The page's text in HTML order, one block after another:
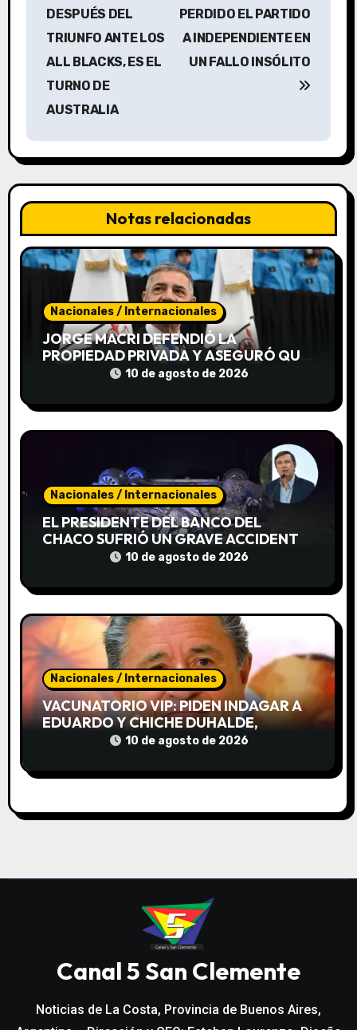
a
c
i
ó
n
n
t
a
s
DESPUÉS DEL
TRIUNFO ANTE LOS
ALL BLACKS, ES EL
TURNO DE
AUSTRALIA
PERDIDO EL PARTIDO
A INDEPENDIENTE EN
UN FALLO INSÓLITO
Notas relacionadas
Nacionales / Internacionales
JORGE MACRI DEFENDIÓ LA
PROPIEDAD PRIVADA Y ASEGURÓ QUE
SE RECUPERARON 901 VIVIENDAS
10 de agosto de 2026
Nacionales / Internacionales
EL PRESIDENTE DEL BANCO DEL
CHACO SUFRIÓ UN GRAVE ACCIDENTE
Y PERMANECE INTERNADO
10 de agosto de 2026
Nacionales / Internacionales
VACUNATORIO VIP: PIDEN INDAGAR A
EDUARDO Y CHICHE DUHALDE,
VERBITSKY Y OTRAS 30 PERSONAS
10 de agosto de 2026
Canal 5 San Clemente
Noticias de La Costa, Provincia de Buenos Aires,